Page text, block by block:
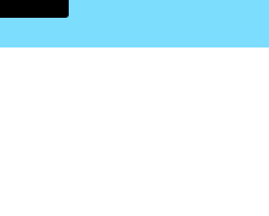
| 10 Litrov